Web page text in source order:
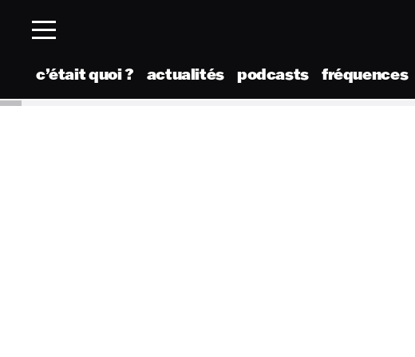
c’était quoi ? actualités podcasts fréquences